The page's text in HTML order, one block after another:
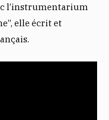
l’instrumentarium
elle écrit et